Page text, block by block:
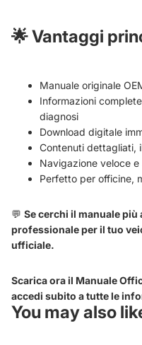
🌟Vantaggi
Manuale originale
Informazioni
diagnosi
Download digitale
Contenuti dettagliati,
Navigazione veloce
Perfetto per officine,
💬 Se cerchi il manuale
professionale per il tuo
ufficiale.
Scarica ora il Manuale
accedi subito a tutte le
You may also